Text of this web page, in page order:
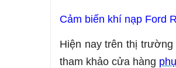
Cảm biến khí nạp Ford
Hiện nay trên thị trường
tham khảo cửa hàng